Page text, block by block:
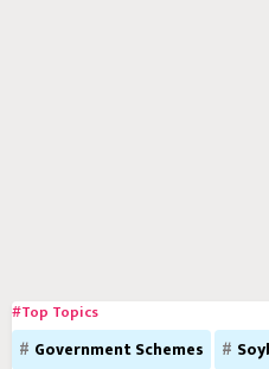
#Top Topics
Government Schemes